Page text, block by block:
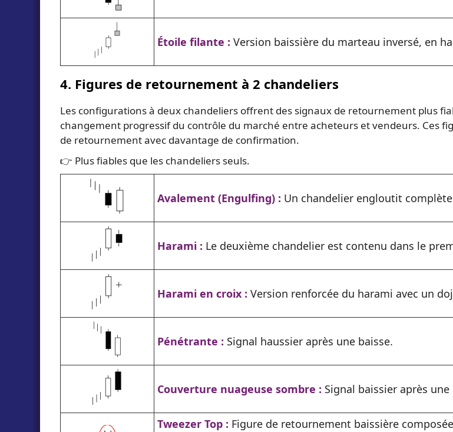
Étoile filante : Version baissière du marteau inversé, en
4. Figures de retournement à 2 chandeliers
Les configurations à deux chandeliers offrent des signaux de retournement plus
changement progressif du contrôle du marché entre acheteurs et vendeurs. Ces
de retournement avec davantage de confirmation.
👉 Plus fiables que les chandeliers seuls.
Avalement (Engulfing) : Un chandelier engloutit
Harami : Le deuxième chandelier est contenu dans le
Harami en croix : Version renforcée du harami avec un
Pénétrante : Signal haussier après une baisse.
Couverture nuageuse sombre : Signal baissier après une
Tweezer Top : Figure de retournement baissière